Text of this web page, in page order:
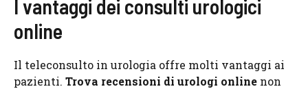
I vantaggi dei consulti urologici
online
Il teleconsulto in urologia offre molti vantaggi ai
pazienti. Trova recensioni di urologi online non